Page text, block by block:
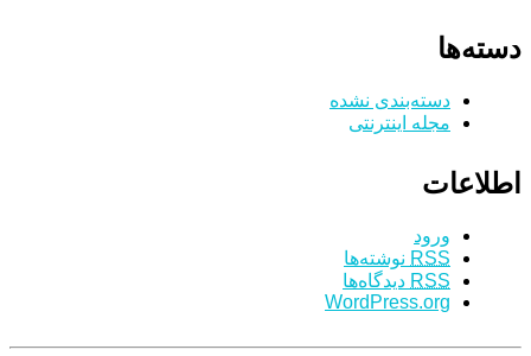
دسته‌ها
دسته‌بندی نشده
مجله اینترنتی
اطلاعات
ورود
RSS نوشته‌ها
RSS دیدگاه‌ها
WordPress.org